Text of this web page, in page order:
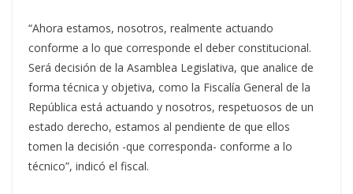
“Ahora estamos, nosotros, realmente actuando
conforme a lo que corresponde el deber constitucional.
Será decisión de la Asamblea Legislativa, que analice de
forma técnica y objetiva, como la Fiscalía General de la
República está actuando y nosotros, respetuosos de un
estado derecho, estamos al pendiente de que ellos
tomen la decisión -que corresponda- conforme a lo
técnico”, indicó el fiscal.